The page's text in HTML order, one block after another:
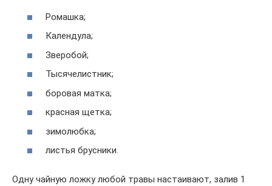
Ромашка;
Календула;
Зверобой;
Тысячелистник;
боровая матка;
красная щетка;
зимолюбка;
листья брусники.
Одну чайную ложку любой травы настаивают, залив 1